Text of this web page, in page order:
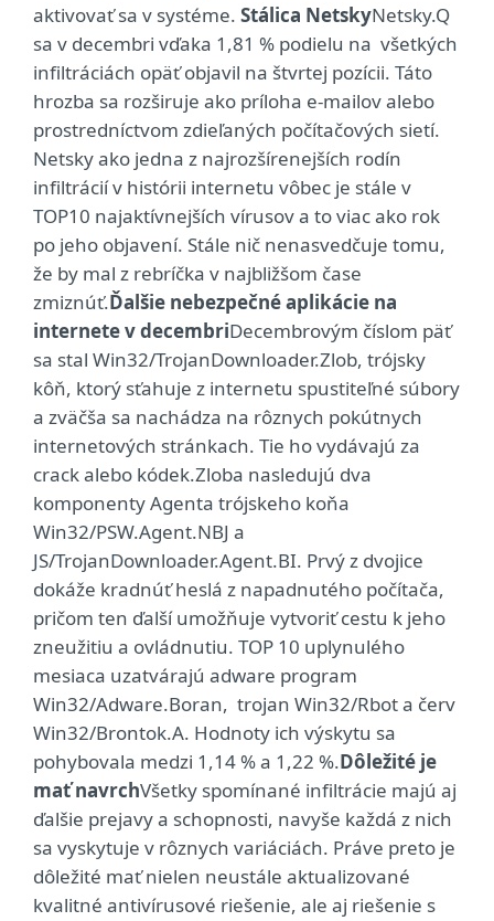
aktivovať sa v systéme. Stálica NetskyNetsky.Q
sa v decembri vďaka 1,81 % podielu na všetkých
infiltráciách opäť objavil na štvrtej pozícii. Táto
hrozba sa rozširuje ako príloha e-mailov alebo
prostredníctvom zdieľaných počítačových sietí.
Netsky ako jedna z najrozšírenejších rodín
infiltrácií v histórii internetu vôbec je stále v
TOP10 najaktívnejších vírusov a to viac ako rok
po jeho objavení. Stále nič nenasvedčuje tomu,
že by mal z rebríčka v najbližšom čase
zmiznúť.Ďalšie nebezpečné aplikácie na
internete v decembriDecembrovým číslom päť
sa stal Win32/TrojanDownloader.Zlob, trójsky
kôň, ktorý sťahuje z internetu spustiteľné súbory
a zväčša sa nachádza na rôznych pokútnych
internetových stránkach. Tie ho vydávajú za
crack alebo kódek.Zloba nasledujú dva
komponenty Agenta trójskeho koňa
Win32/PSW.Agent.NBJ a
JS/TrojanDownloader.Agent.BI. Prvý z dvojice
dokáže kradnúť heslá z napadnutého počítača,
pričom ten ďalší umožňuje vytvoriť cestu k jeho
zneužitiu a ovládnutiu. TOP 10 uplynulého
mesiaca uzatvárajú adware program
Win32/Adware.Boran, trojan Win32/Rbot a červ
Win32/Brontok.A. Hodnoty ich výskytu sa
pohybovala medzi 1,14 % a 1,22 %.Dôležité je
mať navrchVšetky spomínané infiltrácie majú aj
ďalšie prejavy a schopnosti, navyše každá z nich
sa vyskytuje v rôznych variáciách. Práve preto je
dôležité mať nielen neustále aktualizované
kvalitné antivírusové riešenie, ale aj riešenie s